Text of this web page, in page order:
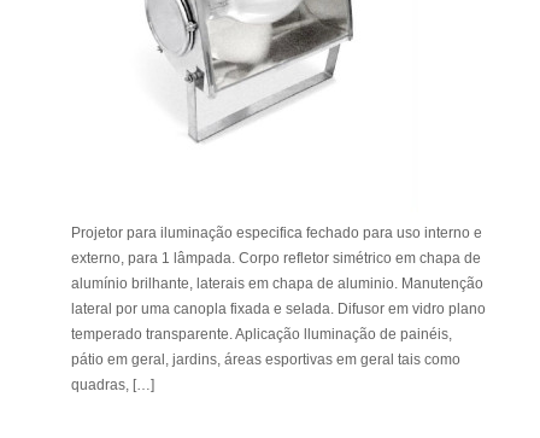
Projetor para iluminação especifica fechado para uso interno e
externo, para 1 lâmpada. Corpo refletor simétrico em chapa de
alumínio brilhante, laterais em chapa de aluminio. Manutenção
lateral por uma canopla fixada e selada. Difusor em vidro plano
temperado transparente. Aplicação lluminação de painéis,
pátio em geral, jardins, áreas esportivas em geral tais como
quadras, […]